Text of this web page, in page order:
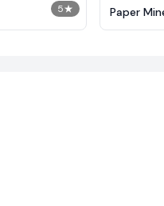
5★ Paper